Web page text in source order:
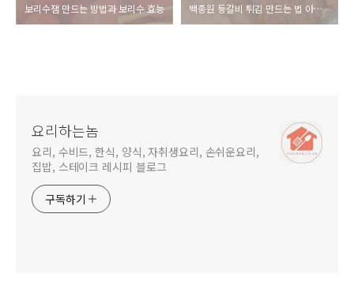
보리수잼 만드는 방법과 보리수 효능 백종원 등갈비 튀김 만드는 법 아이들 간식, 술안주로 제격
요리하는놈
요리, 수비드, 한식, 양식, 자취생요리, 손쉬운요리,
집밥, 스테이크 레시피 블로그
구독하기